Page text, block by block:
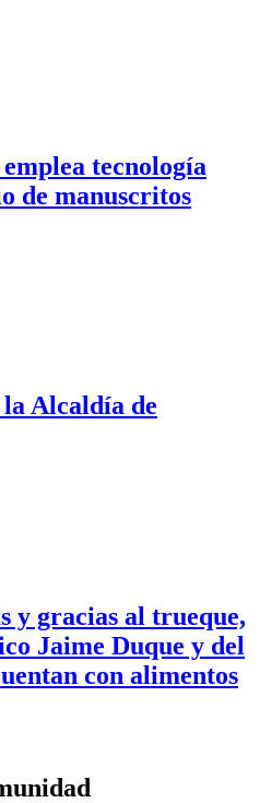
tecnología
de manuscritos
Alcaldía de
y gracias al trueque,
Jaime Duque y del
con alimentos